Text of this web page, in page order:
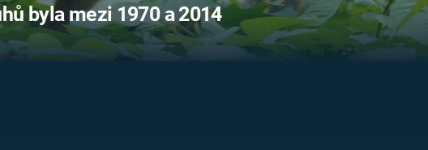
byla mezi 1970 a 2014